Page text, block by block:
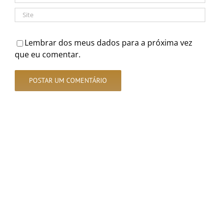
Lembrar dos meus dados para a próxima vez
que eu comentar.